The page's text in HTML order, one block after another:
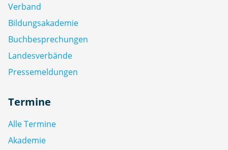
Verband
Bildungsakademie
Buchbesprechungen
Landesverbände
Pressemeldungen
Termine
Alle Termine
Akademie